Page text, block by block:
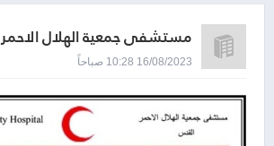
مستشفى جمعية الهلال الاحمر
16/08/2023 10:28 صباحاً